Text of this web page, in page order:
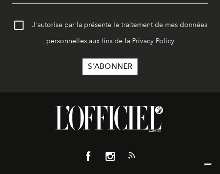
J'autorise par la présente le traitement de mes données
personnelles aux fins de la Privacy Policy